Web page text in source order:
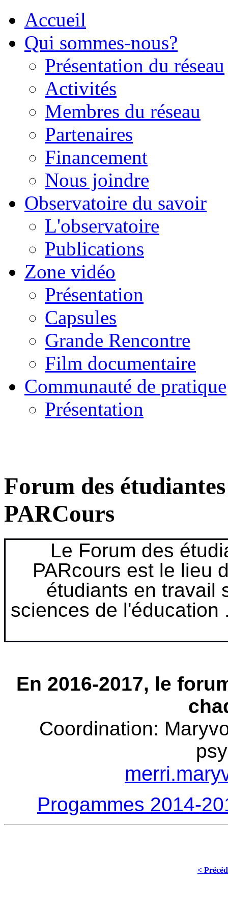
Accueil
Qui sommes-nous?
Présentation du réseau
Activités
Membres du réseau
Partenaires
Financement
Nous joindre
Observatoire du savoir
L'observatoire
Publications
Zone vidéo
Présentation
Capsules
Grande Rencontre
Film documentaire
Communauté de pratique
Présentation
Forum des
PARCours
Le Forum des
PARcours est le lieu
étudiants en travail
sciences de
En 2016-2017, le
Coordination:
Progammes 2014-
<